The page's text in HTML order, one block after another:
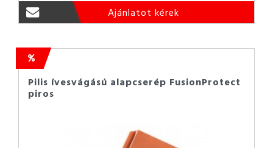
Ajánlatot kérek
Pilis ívesvágású alapcserép FusionProtect
piros